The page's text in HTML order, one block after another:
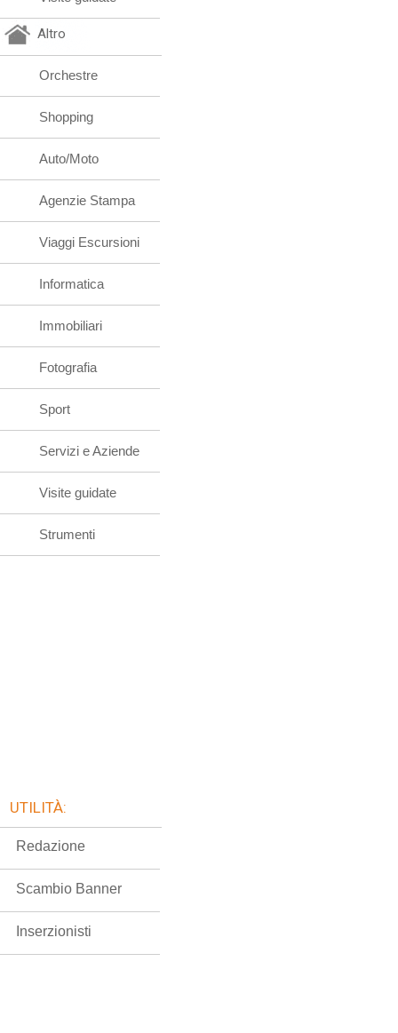
Altro
Orchestre
Shopping
Auto/Moto
Agenzie Stampa
Viaggi Escursioni
Informatica
Immobiliari
Fotografia
Sport
Servizi e Aziende
Visite guidate
Strumenti
UTILITÀ:
Redazione
Scambio Banner
Inserzionisti